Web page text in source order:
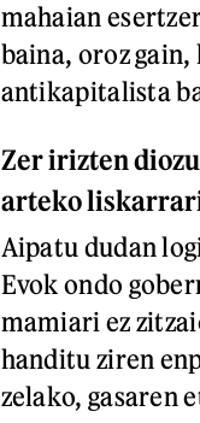
mahaian
baina, oroz
antikapitalista
Zer irizten
arteko
Aipatu dudan
Evok ondo
mamiari ez
handitu ziren
zelako, gasaren